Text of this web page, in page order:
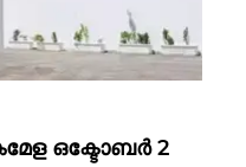
ഒക്ടോബർ 2